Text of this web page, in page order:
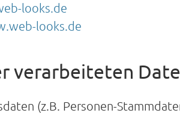
looks.de
looks.de
verarbeiteten
(z.B. Personen-